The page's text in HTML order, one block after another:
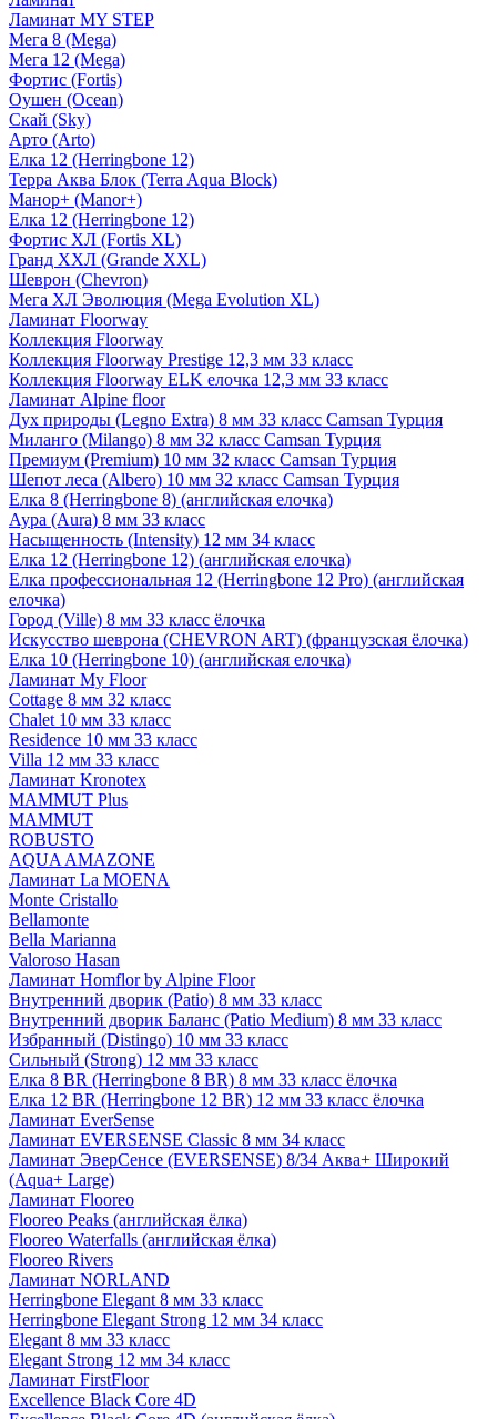
Ламинат MY STEP
Мега 8 (Mega)
Мега 12 (Mega)
Фортис (Fortis)
Оушен (Ocean)
Скай (Sky)
Арто (Arto)
Елка 12 (Herringbone 12)
Терра Аква Блок (Terra Aqua Block)
Манор+ (Manor+)
Елка 12 (Herringbone 12)
Фортис ХЛ (Fortis XL)
Гранд ХХЛ (Grande XXL)
Шеврон (Chevron)
Мега ХЛ Эволюция (Mega Evolution XL)
Ламинат Floorway
Коллекция Floorway
Коллекция Floorway Prestige 12,3 мм 33 класс
Коллекция Floorway ELK елочка 12,3 мм 33 класс
Ламинат Alpine floor
Дух природы (Legno Extra) 8 мм 33 класс Camsan Турция
Миланго (Milango) 8 мм 32 класс Camsan Турция
Премиум (Premium) 10 мм 32 класс Camsan Турция
Шепот леса (Albero) 10 мм 32 класс Camsan Турция
Елка 8 (Herringbone 8) (английская елочка)
Аура (Aura) 8 мм 33 класс
Насыщенность (Intensity) 12 мм 34 класс
Елка 12 (Herringbone 12) (английская елочка)
Елка профессиональная 12 (Herringbone 12 Pro) (английская
елочка)
Город (Ville) 8 мм 33 класс ёлочка
Искусство шеврона (CHEVRON ART) (французская ёлочка)
Елка 10 (Herringbone 10) (английская елочка)
Ламинат My Floor
Cottage 8 мм 32 класс
Chalet 10 мм 33 класс
Residence 10 мм 33 класс
Villa 12 мм 33 класс
Ламинат Kronotex
MAMMUT Plus
MAMMUT
ROBUSTO
AQUA AMAZONE
Ламинат La MOENA
Monte Cristallo
Bellamonte
Bella Marianna
Valoroso Hasan
Ламинат Homflor by Alpine Floor
Внутренний дворик (Patio) 8 мм 33 класс
Внутренний дворик Баланс (Patio Medium) 8 мм 33 класс
Избранный (Distingo) 10 мм 33 класс
Сильный (Strong) 12 мм 33 класс
Елка 8 BR (Herringbone 8 BR) 8 мм 33 класс ёлочка
Елка 12 BR (Herringbone 12 BR) 12 мм 33 класс ёлочка
Ламинат EverSense
Ламинат EVERSENSE Classic 8 мм 34 класс
Ламинат ЭверСенсе (EVERSENSE) 8/34 Аква+ Широкий
(Aqua+ Large)
Ламинат Flooreo
Flooreo Peaks (английская ёлка)
Flooreo Waterfalls (английская ёлка)
Flooreo Rivers
Ламинат NORLAND
Herringbone Elegant 8 мм 33 класс
Herringbone Elegant Strong 12 мм 34 класс
Elegant 8 мм 33 класс
Elegant Strong 12 мм 34 класс
Ламинат FirstFloor
Excellence Black Core 4D